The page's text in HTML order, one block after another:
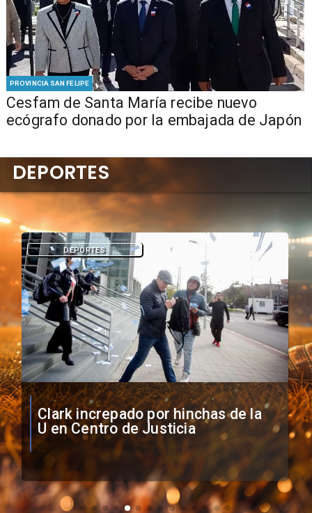
PROVINCIA SAN FELIPE
Cesfam de Santa María recibe nuevo
ecógrafo donado por la embajada de Japón
Vozinha firma contrato con Colo
Colo como nuevo arquero
DEPORTES
DEPORTES